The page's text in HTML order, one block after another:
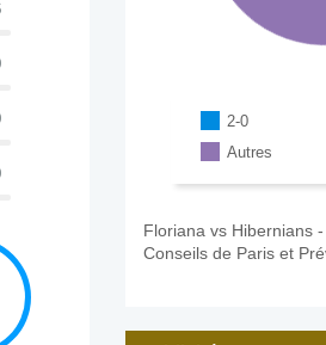
2-0
Autres
Floriana vs Hibernians -
Conseils de Paris et